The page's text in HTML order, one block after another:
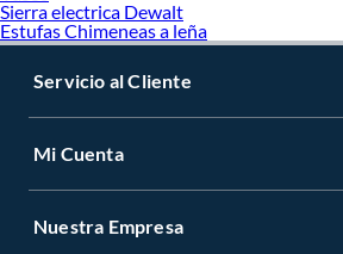
Sierra electrica Dewalt
Estufas Chimeneas a leña
Servicio al Cliente
Mi Cuenta
Nuestra Empresa